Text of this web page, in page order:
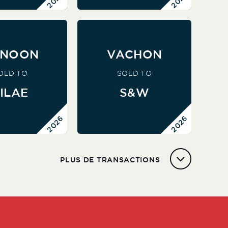
TO
2026
M & A
spécialisée dans
RH créee
rejoint Silae
VACHON
SOLD TO
S&W
2026
M & A
SELL SIDE
Le cabinet d’audit et
S&W, groupe dédié aux
services financiers pour les
PLUS DE TRANSACTIONS